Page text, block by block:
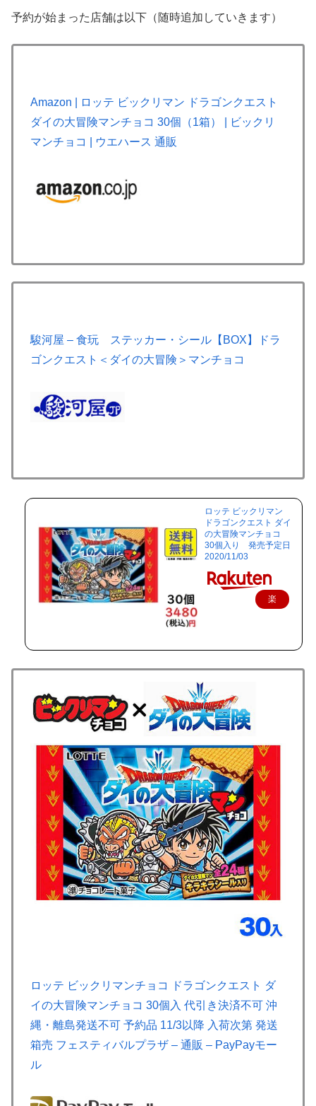
予約が始まった店舗は以下（随時追加していきます）
Amazon | ロッテ ビックリマン ドラゴンクエスト
ダイの大冒険マンチョコ 30個（1箱） | ビックリ
マンチョコ | ウエハース 通販
駿河屋 – 食玩 ステッカー・シール【BOX】ドラ
ゴンクエスト＜ダイの大冒険＞マンチョコ
ロッテ ビックリマン
ドラゴンクエスト ダイ
の大冒険マンチョコ
30個入り 発売予定日
2020/11/03
楽
ロッテ ビックリマンチョコ ドラゴンクエスト ダ
イの大冒険マンチョコ 30個入 代引き決済不可 沖
縄・離島発送不可 予約品 11/3以降 入荷次第 発送
箱売 フェスティバルプラザ – 通販 – PayPayモー
ル